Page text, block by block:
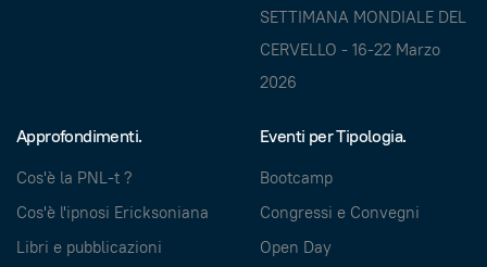
SETTIMANA MONDIALE DEL
CERVELLO - 16-22 Marzo
2026
Approfondimenti.
Cos'è la PNL-t ?
Cos'è l'ipnosi Ericksoniana
Libri e pubblicazioni
Eventi per Tipologia.
Bootcamp
Congressi e Convegni
Open Day